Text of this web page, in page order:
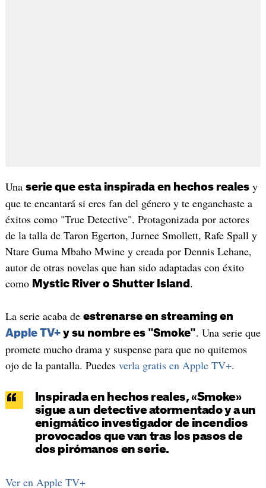
Una serie que esta inspirada en hechos realesy
que te encantará si eres fan del género y te enganchaste a
éxitos como "True Detective". Protagonizada por actores
de la talla de Taron Egerton, Jurnee Smollett, Rafe Spall y
Ntare Guma Mbaho Mwine y creada por Dennis Lehane,
autor de otras novelas que han sido adaptadas con éxito
como Mystic River o Shutter Island .
La serie acaba de estrenarse en streaming en
Apple TV+y su nombre es "Smoke". Una serie que
promete mucho drama y suspense para que no quitemos
ojo de la pantalla. Puedes verla gratis en Apple TV+.
Inspirada en hechos reales, «Smoke»
sigue a un detective atormentado y a un
enigmático investigador de incendios
provocados que van tras los pasos de
dos pirómanos en serie.
Ver en Apple TV+